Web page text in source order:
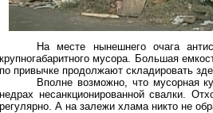
На месте нынешнего очага
крупногабаритного мусора. Большая
по привычке продолжают складировать
Вполне возможно, что мусорная
недрах несанкционированной свалки.
регулярно. А на залежи хлама никто не